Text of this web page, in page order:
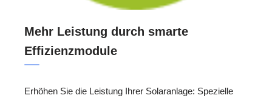
Mehr Leistung durch smarte
Effizienzmodule
Erhöhen Sie die Leistung Ihrer Solaranlage: Spezielle